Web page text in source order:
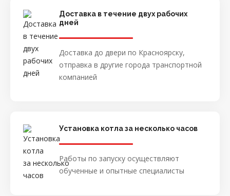
Доставка в течение двух рабочих
дней
Доставка до двери по Красноярску,
отправка в другие города транспортной
компанией
Установка котла за несколько часов
Работы по запуску осуществляют
обученные и опытные специалисты